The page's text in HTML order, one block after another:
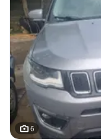
6